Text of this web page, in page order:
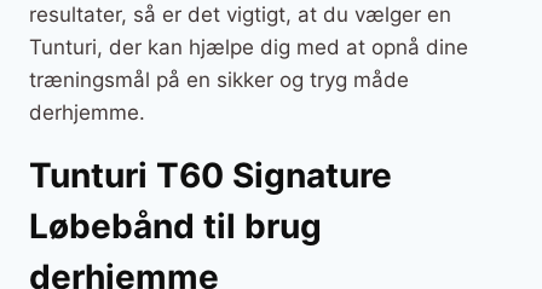
resultater, så er det vigtigt, at du vælger en
Tunturi, der kan hjælpe dig med at opnå dine
træningsmål på en sikker og tryg måde
derhjemme.
Tunturi T60 Signature
Løbebånd til brug
derhjemme